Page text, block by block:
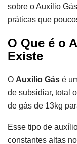
sobre o Auxílio
práticas que
O Que é o
Existe
O Auxílio Gás é
de subsidiar, total
de gás de 13kg
Esse tipo de
constantes altas